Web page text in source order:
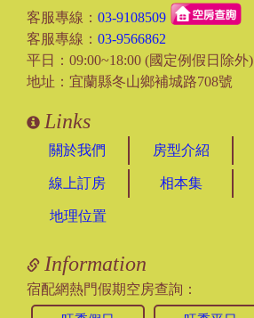
客服專線： 03-9108509
客服專線： 03-9566862
平日：09:00~18:00 (國定例假日除外)
地址：宜蘭縣冬山鄉補城路708號
Links
關於我們 房型介紹
線上訂房 相本集
地理位置
Information
宿配網熱門假期空房查詢：